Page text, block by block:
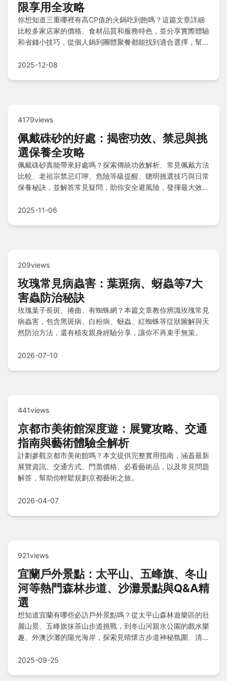
限享用全攻略
你想知道三重哪裡有高CP值的火鍋吃到飽嗎？這篇文章詳細
比較多家店家的價格、食材品質和服務特色，並分享實際體驗
和省錢小技巧，從個人鍋到團體聚餐都能找到適合選擇，幫助
2025-12-08
4179views
佩戴硃砂的好處：揭密功效、禁忌與挑
選保養全攻略
佩戴硃砂真能帶來好處嗎？探索傳統功效解析、常見佩戴方法
比較、老祖宗禁忌叮嚀、危險等級提醒、聰明挑選技巧與日常
保養秘訣，並解答常見疑問，助你安全避風險，發揮最大效
2025-11-06
209views
玫瑰常見病蟲害：葉斑病、蚜蟲等7大
害蟲防治秘訣
玫瑰葉子長斑、捲曲、有蜘蛛網？本篇文章教你辨識玫瑰常見
病蟲害，包含黑斑病、白粉病、蚜蟲、紅蜘蛛等症狀圖解與天
然防治方法，還有植友親身經驗分享，讓你不再束手無策。
2026-07-10
441views
京都市美術館深度遊：展覽攻略、交通
指南與藝術體驗全解析
計劃參觀京都市美術館嗎？本文提供完整實用指南，涵蓋最新
展覽資訊、交通方式、門票價格、必看藝術品，以及常見問題
解答，幫助你輕鬆規劃京都藝術之旅。
2026-04-07
921views
宜蘭戶外景點：太平山、五峰旗、冬山
河等熱門森林步道、沙灘景點與Q&A精
選
想知道宜蘭有哪些必訪戶外景點嗎？從太平山森林遊樂區的壯
麗山景、五峰旗抹茶山步道挑戰，到冬山河親水公園的戲水樂
趣、外澳沙灘的陽光海岸，探索見晴懷古步道神秘氛圍、清水
新寮瀑布、蘇澳七星嶺步道、東澳粉鳥林漁港等多樣景點，搭
2025-09-25